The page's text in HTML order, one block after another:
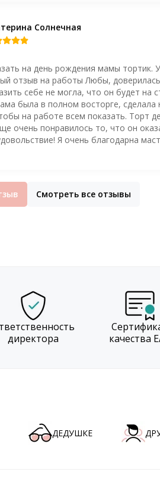
Солнечная
на день рождения мамы тортик.
отзыв на работы Любы, доверилась
себе не могла, что он будет на
была в полном восторге, сделала
на работе всем показать. Торт
очень понравилось то, что он
Я очень благодарна
Смотреть все отзывы
директора
качества
ДЕДУШКЕ